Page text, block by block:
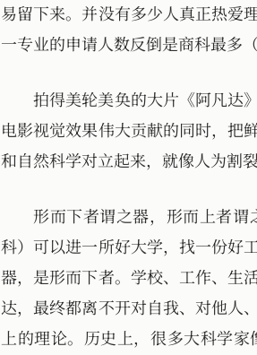
易留下来。并没有多少人真正热爱
一专业的申请人数反倒是商科最多（
拍得美轮美奂的大片《阿凡达
电影视觉效果伟大贡献的同时，把
和自然科学对立起来，就像人为割
形而下者谓之器，形而上者
科）可以进一所好大学，找一份好
器，是形而下者。学校、工作、生
达，最终都离不开对自我、对他人
上的理论。历史上，很多大科学